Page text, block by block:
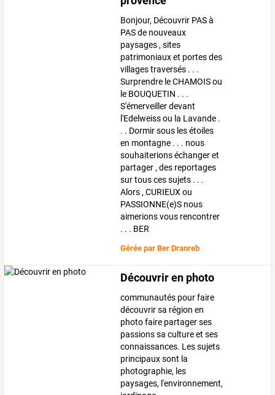
Bonjour, Découvrir PAS à
PAS de nouveaux
paysages , sites
patrimoniaux et portes des
villages traversés . . .
Surprendre le CHAMOIS ou
le BOUQUETIN . . .
S'émerveiller devant
l'Edelweiss ou la Lavande .
. . Dormir sous les étoiles
en montagne . . . nous
souhaiterions échanger et
partager , des reportages
sur tous ces sujets . . .
Alors , CURIEUX ou
PASSIONNE(e)S nous
aimerions vous rencontrer
. . . BER
Gérée parBer Dranreb
Découvrir en photo
communautés pour faire
découvrir sa région en
photo faire partager ses
passions sa culture et ses
connaissances. Les sujets
principaux sont la
photographie, les
paysages, l'environnement,